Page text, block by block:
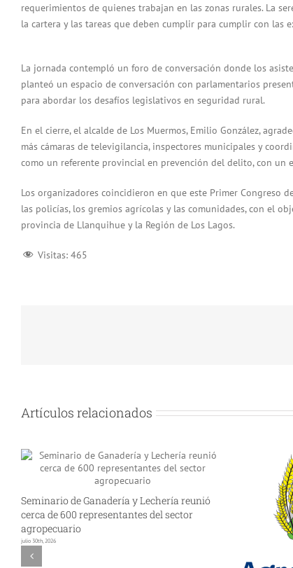
requerimientos de quienes trabajan en las zonas rurales. La
la cartera y las tareas que deben cumplir para cumplir con las
La jornada contempló un foro de conversación donde los
planteó un espacio de conversación con parlamentarios
para abordar los desafíos legislativos en seguridad rural.
En el cierre, el alcalde de Los Muermos, Emilio González,
más cámaras de televigilancia, inspectores municipales y
como un referente provincial en prevención del delito, con un
Los organizadores coincidieron en que este Primer Congreso
las policías, los gremios agrícolas y las comunidades, con el
provincia de Llanquihue y la Región de Los Lagos.
Visitas: 465
Artículos relacionados
Seminario de Ganadería y Lechería reunió
cerca de 600 representantes del sector
agropecuario
julio 30th, 2026